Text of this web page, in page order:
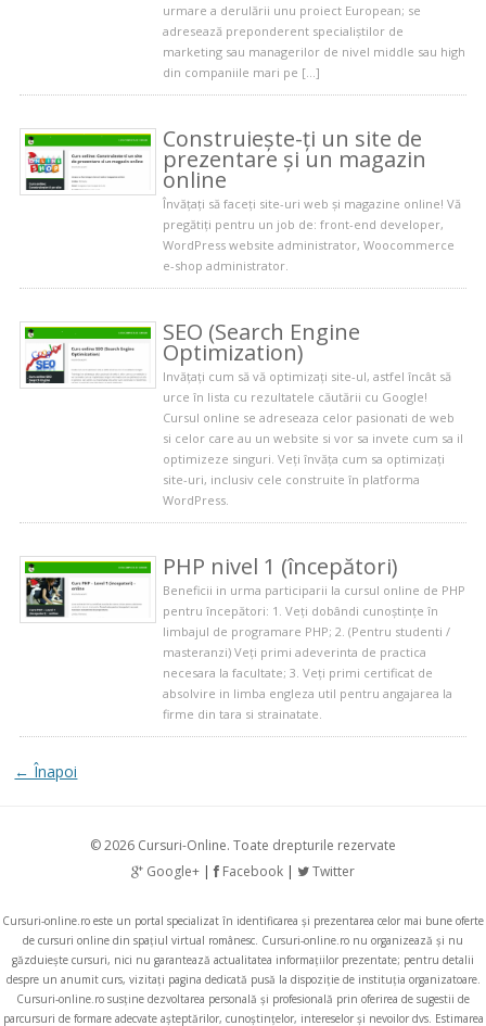
urmare a derulării unu proiect European; se
adresează preponderent specialiştilor de
marketing sau managerilor de nivel middle sau high
din companiile mari pe […]
Construiește-ți un site de
prezentare și un magazin
online
Învățați să faceți site-uri web și magazine online! Vă
pregătiți pentru un job de: front-end developer,
WordPress website administrator, Woocommerce
e-shop administrator.
SEO (Search Engine
Optimization)
Invățați cum să vă optimizați site-ul, astfel încât să
urce în lista cu rezultatele căutării cu Google!
Cursul online se adreseaza celor pasionati de web
si celor care au un website si vor sa invete cum sa il
optimizeze singuri. Veți învăța cum sa optimizați
site-uri, inclusiv cele construite în platforma
WordPress.
PHP nivel 1 (începători)
Beneficii in urma participarii la cursul online de PHP
pentru începători: 1. Veți dobândi cunoștințe în
limbajul de programare PHP; 2. (Pentru studenti /
masteranzi) Veți primi adeverinta de practica
necesara la facultate; 3. Veți primi certificat de
absolvire in limba engleza util pentru angajarea la
firme din tara si strainatate.
← Înapoi
© 2026 Cursuri-Online. Toate drepturile rezervate
Google+ | Facebook | Twitter
Cursuri-online.ro este un portal specializat în identificarea și prezentarea celor mai bune oferte
de cursuri online din spațiul virtual românesc. Cursuri-online.ro nu organizează și nu
găzduiește cursuri, nici nu garantează actualitatea informațiilor prezentate; pentru detalii
despre un anumit curs, vizitați pagina dedicată pusă la dispoziție de instituția organizatoare.
Cursuri-online.ro susține dezvoltarea personală și profesională prin oferirea de sugestii de
parcursuri de formare adecvate așteptărilor, cunoștințelor, intereselor și nevoilor dvs. Estimarea